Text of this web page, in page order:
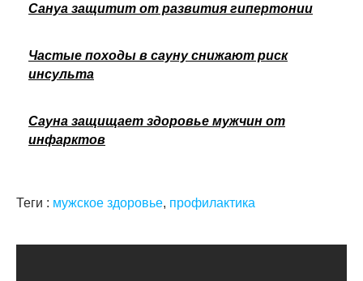
Сануа защитит от развития гипертонии
Частые походы в сауну снижают риск
инсульта
Сауна защищает здоровье мужчин от
инфарктов
Теги : мужское здоровье, профилактика